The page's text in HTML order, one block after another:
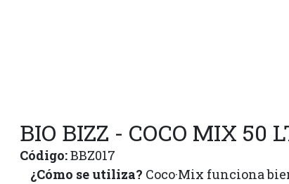
BIO BIZZ - COCO MIX 50
Código:BBZ017
¿Cómo se utiliza? Coco·Mix funciona